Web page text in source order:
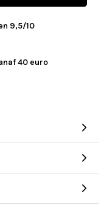
9,5/10
40 euro